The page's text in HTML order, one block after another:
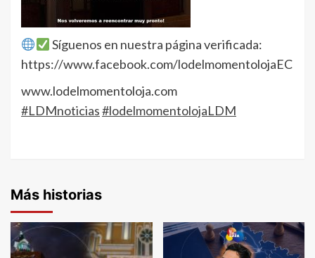
Síguenos en nuestra página verificada:
https://www.facebook.com/lodelmomentolojaEC
www.lodelmomentoloja.com
#LDMnoticias#lodelmomentolojaLDM
Más historias